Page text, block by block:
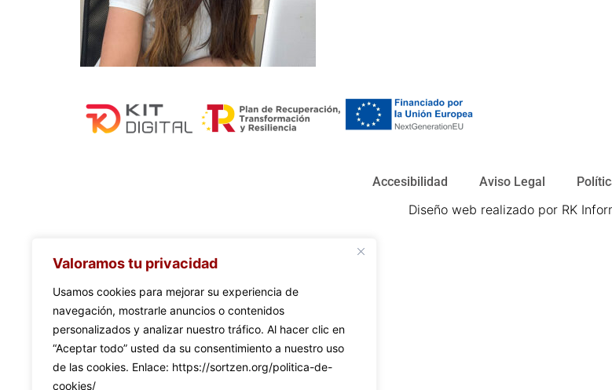
Valoramos tu privacidad
Usamos cookies para mejorar su experiencia de
navegación, mostrarle anuncios o contenidos
personalizados y analizar nuestro tráfico. Al hacer clic en
“Aceptar todo” usted da su consentimiento a nuestro uso
de las cookies. Enlace: https://sortzen.org/politica-de-
cookies/
Accesibilidad Aviso Legal
Diseño web realizado por RK